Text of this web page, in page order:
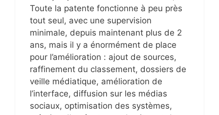
Toute la patente fonctionne à peu près
tout seul, avec une supervision
minimale, depuis maintenant plus de 2
ans, mais il y a énormément de place
pour l’amélioration : ajout de sources,
raffinement du classement, dossiers de
veille médiatique, amélioration de
l’interface, diffusion sur les médias
sociaux, optimisation des systèmes,